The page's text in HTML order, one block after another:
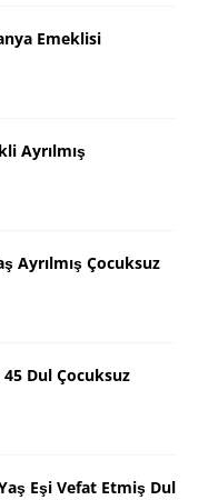
Emeklisi
Ayrılmış
Ayrılmış Çocuksuz
Dul Çocuksuz
Eşi Vefat Etmiş Dul